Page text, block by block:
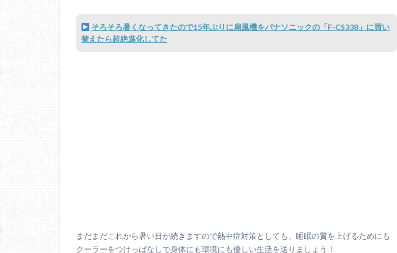
そろそろ暑くなってきたので15年ぶりに扇風機をパナソニックの「F-CS338」に買い
替えたら超絶進化してた
まだまだこれから暑い日が続きますので熱中症対策としても、睡眠の質を上げるためにも
クーラーをつけっぱなしで身体にも環境にも優しい生活を送りましょう！